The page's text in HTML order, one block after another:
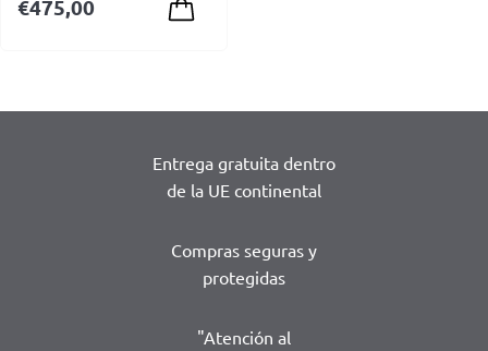
€475,00
Entrega gratuita dentro
de la UE continental
Compras seguras y
protegidas
"Atención al